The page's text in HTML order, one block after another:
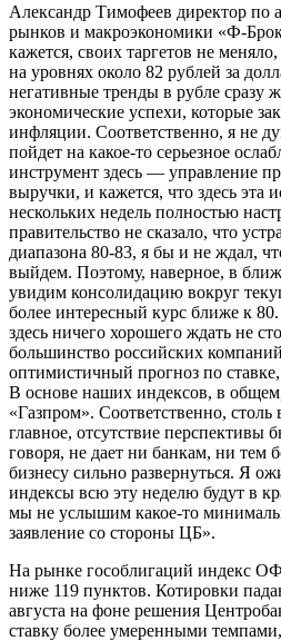
Александр Тимофеев директор по
рынков и макроэкономики «Ф-
кажется, своих таргетов не
на уровнях около 82 рублей за
негативные тренды в рубле сразу
экономические успехи, которые
инфляции. Соответственно, я не
пойдет на какое-то серьезное
инструмент здесь — управление
выручки, и кажется, что здесь эта
нескольких недель полностью
правительство не сказало, что
диапазона 80-83, я бы и не ждал,
выйдем. Поэтому, наверное, в
увидим консолидацию вокруг
более интересный курс ближе к
здесь ничего хорошего ждать не
большинство российских
оптимистичный прогноз по
В основе наших индексов, в
«Газпром». Соответственно, столь
главное, отсутствие перспективы
говоря, не дает ни банкам, ни тем
бизнесу сильно развернуться. Я
индексы всю эту неделю будут в
мы не услышим какое-то
заявление со стороны ЦБ».
На рынке гособлигаций индекс
ниже 119 пунктов. Котировки
августа на фоне решения
ставку более умеренными